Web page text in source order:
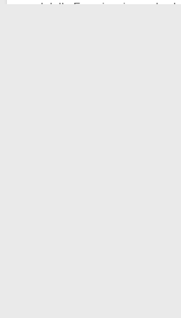
nord della Francia minuscolo